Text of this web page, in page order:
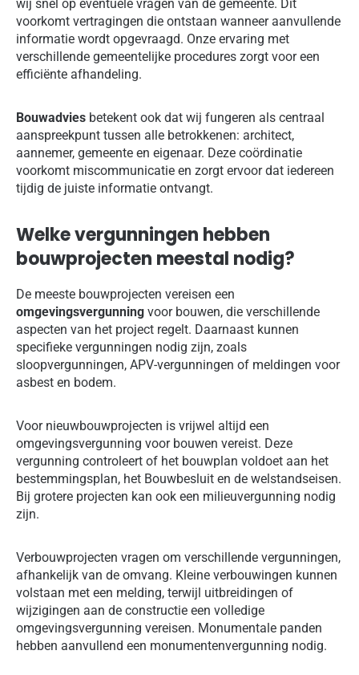
wij snel op eventuele vragen van de gemeente. Dit
voorkomt vertragingen die ontstaan wanneer aanvullende
informatie wordt opgevraagd. Onze ervaring met
verschillende gemeentelijke procedures zorgt voor een
efficiënte afhandeling.
Bouwadvies betekent ook dat wij fungeren als centraal
aanspreekpunt tussen alle betrokkenen: architect,
aannemer, gemeente en eigenaar. Deze coördinatie
voorkomt miscommunicatie en zorgt ervoor dat iedereen
tijdig de juiste informatie ontvangt.
Welke vergunningen hebben
bouwprojecten meestal nodig?
De meeste bouwprojecten vereisen een
omgevingsvergunning voor bouwen, die verschillende
aspecten van het project regelt. Daarnaast kunnen
specifieke vergunningen nodig zijn, zoals
sloopvergunningen, APV-vergunningen of meldingen voor
asbest en bodem.
Voor nieuwbouwprojecten is vrijwel altijd een
omgevingsvergunning voor bouwen vereist. Deze
vergunning controleert of het bouwplan voldoet aan het
bestemmingsplan, het Bouwbesluit en de welstandseisen.
Bij grotere projecten kan ook een milieuvergunning nodig
zijn.
Verbouwprojecten vragen om verschillende vergunningen,
afhankelijk van de omvang. Kleine verbouwingen kunnen
volstaan met een melding, terwijl uitbreidingen of
wijzigingen aan de constructie een volledige
omgevingsvergunning vereisen. Monumentale panden
hebben aanvullend een monumentenvergunning nodig.